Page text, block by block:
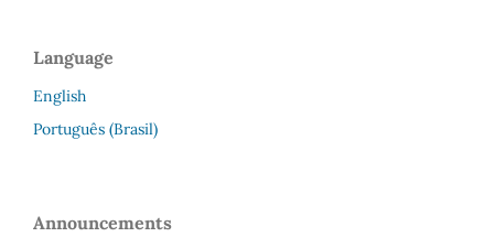
Language
English
Português (Brasil)
Announcements